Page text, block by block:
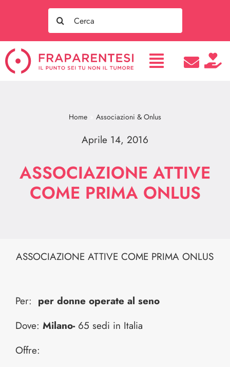
Search
for:
Home Associazioni & Onlus
Aprile 14, 2016
ASSOCIAZIONE ATTIVE
COME PRIMA ONLUS
ASSOCIAZIONE ATTIVE COME PRIMA ONLUS
Per: per donne operate al seno
Dove: Milano- 65 sedi in Italia
Offre: